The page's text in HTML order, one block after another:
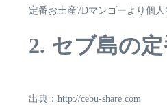
定番お土産7Dマンゴーより個
2. セブ島の
出典：http://cebu-share.com